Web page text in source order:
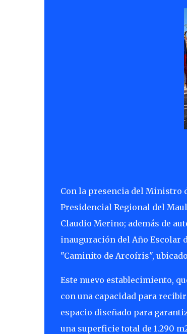
Con la presencia del Ministro
Presidencial Regional del
Claudio Merino; además de
inauguración del Año Escolar
"Caminito de Arcoíris",
Este nuevo establecimiento,
con una capacidad para
espacio diseñado para
una superficie total de 1.290